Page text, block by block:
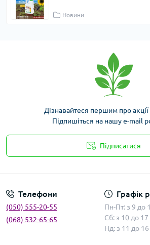
Новини
Дізнавайтеся першим про
Підпишіться на нашу e-mail
Підписатися
Телефони
(050) 555-20-55
(068) 532-65-65
Графік
Пн-Пт: з 9 до
Сб: з 10 до 17
Нд: з 11 до 16